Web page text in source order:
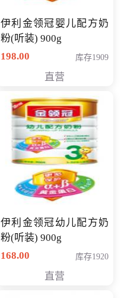
伊利金领冠婴儿配方奶
粉(听装) 900g
198.00
库存1909
直营
伊利金领冠幼儿配方奶
粉(听装) 900g
168.00
库存1920
直营